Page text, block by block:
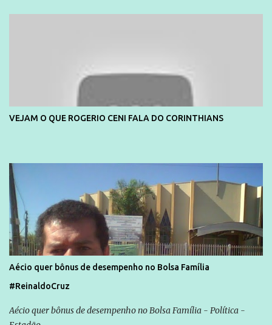
VEJAM O QUE ROGERIO CENI FALA DO CORINTHIANS
Aécio quer bônus de desempenho no Bolsa Família
#ReinaldoCruz
Aécio quer bônus de desempenho no Bolsa Família - Política -